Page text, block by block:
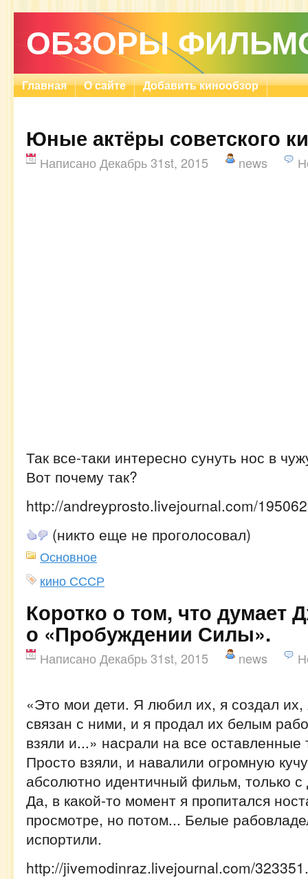
ОБЗОРЫ
Главная О сайте Добавить кинообзор
Юные актёры советского
Написано Декабрь 31st, 2015 news
Так все-таки интересно сунуть нос в
Вот почему так?
http://andreyprosto.livejournal.com/
(никто еще не проголосовал)
Основное
кино СССР
Коротко о том, что думает
о «Пробуждении Силы».
Написано Декабрь 31st, 2015 news
«Это мои дети. Я любил их, я создал их,
связан с ними, и я продал их белым
взяли и...» насрали на все оставленные
Просто взяли, и навалили огромную
абсолютно идентичный фильм, только с
Да, в какой-то момент я пропитался
просмотре, но потом... Белые
испортили.
http://jivemodinraz.livejournal.com/